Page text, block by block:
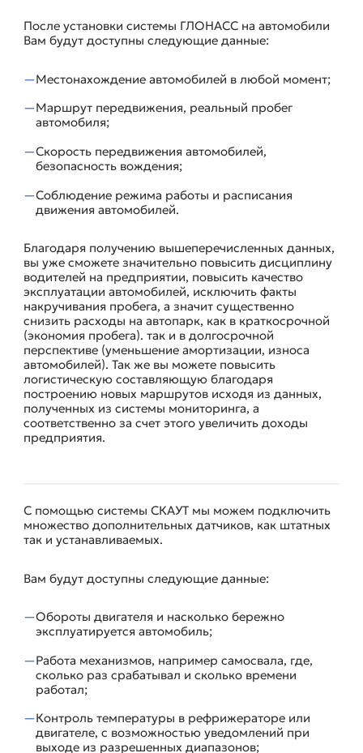
После установки системы ГЛОНАСС на автомобили
Вам будут доступны следующие данные:
Местонахождение автомобилей в любой момент;
Маршрут передвижения, реальный пробег
автомобиля;
Скорость передвижения автомобилей,
безопасность вождения;
Соблюдение режима работы и расписания
движения автомобилей.
Благодаря получению вышеперечисленных данных,
вы уже сможете значительно повысить дисциплину
водителей на предприятии, повысить качество
эксплуатации автомобилей, исключить факты
накручивания пробега, а значит существенно
снизить расходы на автопарк, как в краткосрочной
(экономия пробега). так и в долгосрочной
перспективе (уменьшение амортизации, износа
автомобилей). Так же вы можете повысить
логистическую составляющую благодаря
построению новых маршрутов исходя из данных,
полученных из системы мониторинга, а
соответственно за счет этого увеличить доходы
предприятия.
КОНТРОЛЬ ДОПОЛНИТЕЛЬНЫХ ПАРАМЕТРОВ
С помощью системы СКАУТ мы можем подключить
множество дополнительных датчиков, как штатных
так и устанавливаемых.
Вам будут доступны следующие данные:
Обороты двигателя и насколько бережно
эксплуатируется автомобиль;
Работа механизмов, например самосвала, где,
сколько раз срабатывал и сколько времени
работал;
Контроль температуры в рефрижераторе или
двигателе, с возможностью уведомлений при
выходе из разрешенных диапазонов;